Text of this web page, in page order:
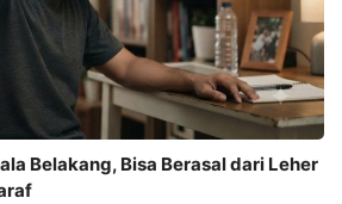
Belakang, Bisa Berasal dari Leher